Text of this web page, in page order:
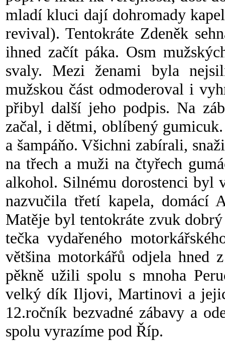
mladí kluci dají dohromady
revival). Tentokráte Zdeněk
ihned začít páka. Osm
svaly. Mezi ženami byla
mužskou část odmoderoval i
přibyl další jeho podpis. Na
začal, i dětmi, oblíbený
a šampáňo. Všichni zabírali,
na třech a muži na čtyřech
alkohol. Silnému dorostenci byl
nazvučila třetí kapela, domácí
Matěje byl tentokráte zvuk
tečka vydařeného
většina motorkářů odjela
pěkně užili spolu s mnoha
velký dík Iljovi, Martinovi a
12.ročník bezvadné zábavy a
spolu vyrazíme pod Říp.